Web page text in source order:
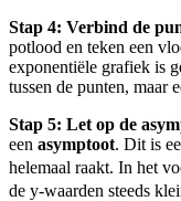
Stap 4: Verbind de
potlood en teken een
exponentiële grafiek is
tussen de punten, maar
Stap 5: Let op de
een asymptoot. Dit is
helemaal raakt. In het
de y-waarden steeds